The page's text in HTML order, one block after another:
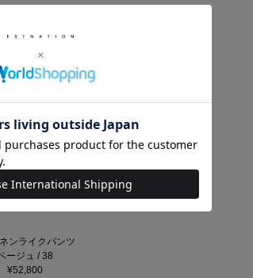
ンライクパンツ
ージュ / 38
¥52,800